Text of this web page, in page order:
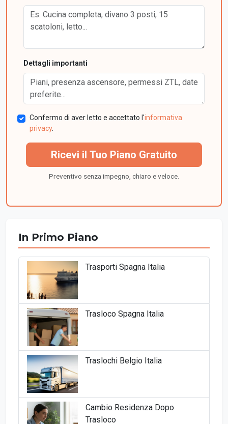
Dettagli importanti
Confermo di aver letto e accettato l'informativa
privacy.
Ricevi il Tuo Piano Gratuito
Preventivo senza impegno, chiaro e veloce.
In Primo Piano
Trasporti Spagna Italia
Trasloco Spagna Italia
Traslochi Belgio Italia
Cambio Residenza Dopo
Trasloco